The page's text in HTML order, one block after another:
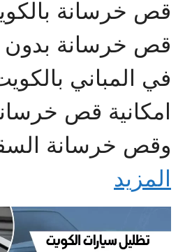
قص خرسانة
قص خرسانة بدون
في المباني
امكانية قص
وقص خرسانة
المزيد